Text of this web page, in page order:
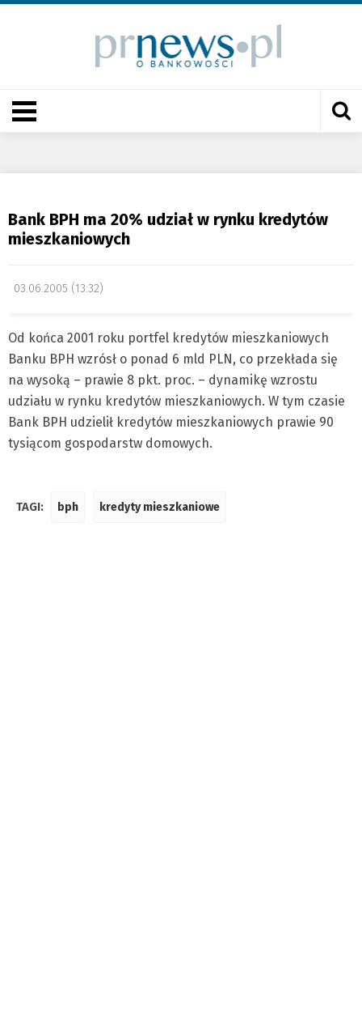
Bank BPH ma 20% udział w rynku kredytów
mieszkaniowych
03.06.2005 (13:32)
Od końca 2001 roku portfel kredytów mieszkaniowych
Banku BPH wzrósł o ponad 6 mld PLN, co przekłada się
na wysoką – prawie 8 pkt. proc. – dynamikę wzrostu
udziału w rynku kredytów mieszkaniowych. W tym czasie
Bank BPH udzielił kredytów mieszkaniowych prawie 90
tysiącom gospodarstw domowych.
TAGI: bph kredyty mieszkaniowe